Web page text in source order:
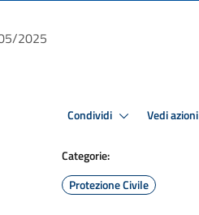
2025
Condividi Vedi azioni
Categorie:
Protezione Civile